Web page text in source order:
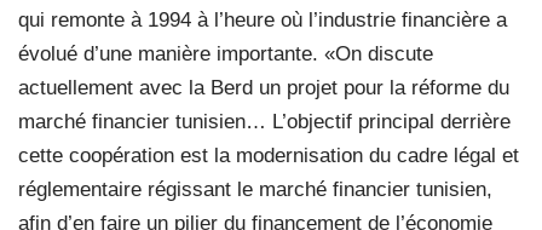
qui remonte à 1994 à l’heure où l’industrie financière a
évolué d’une manière importante. «On discute
actuellement avec la Berd un projet pour la réforme du
marché financier tunisien… L’objectif principal derrière
cette coopération est la modernisation du cadre légal et
réglementaire régissant le marché financier tunisien,
afin d’en faire un pilier du financement de l’économie